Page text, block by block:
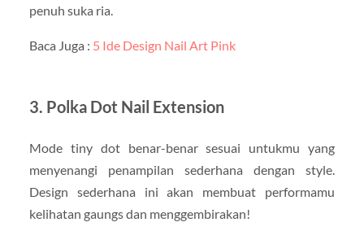
penuh suka ria.
Baca Juga : 5 Ide Design Nail Art Pink
3. Polka Dot Nail Extension
Mode tiny dot benar-benar sesuai untukmu yang
menyenangi penampilan sederhana dengan style.
Design sederhana ini akan membuat performamu
kelihatan gaungs dan menggembirakan!